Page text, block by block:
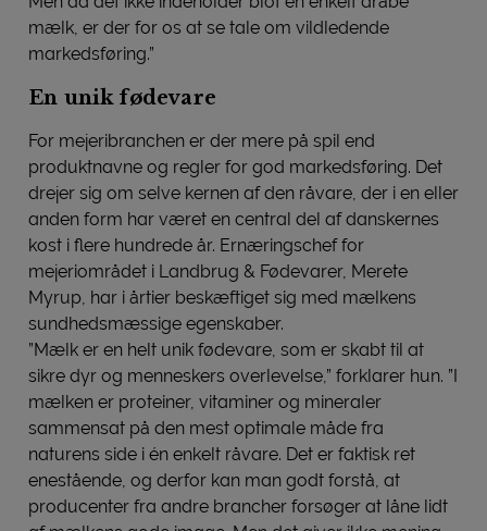
mælk, er der for os at se tale om vildledende
markedsføring.”
En unik fødevare
For mejeribranchen er der mere på spil end
produktnavne og regler for god markedsføring. Det
drejer sig om selve kernen af den råvare, der i en eller
anden form har været en central del af danskernes
kost i flere hundrede år. Ernæringschef for
mejeriområdet i Landbrug & Fødevarer, Merete
Myrup, har i årtier beskæftiget sig med mælkens
sundhedsmæssige egenskaber.
”Mælk er en helt unik fødevare, som er skabt til at
sikre dyr og menneskers overlevelse,” forklarer hun. ”I
mælken er proteiner, vitaminer og mineraler
sammensat på den mest optimale måde fra
naturens side i én enkelt råvare. Det er faktisk ret
enestående, og derfor kan man godt forstå, at
producenter fra andre brancher forsøger at låne lidt